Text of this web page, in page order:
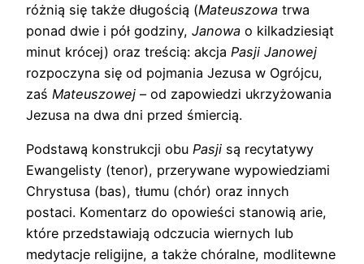
różnią się także długością (Mateuszowa trwa
ponad dwie i pół godziny, Janowa o kilkadziesiąt
minut krócej) oraz treścią: akcja Pasji Janowej
rozpoczyna się od pojmania Jezusa w Ogrójcu,
zaś Mateuszowej – od zapowiedzi ukrzyżowania
Jezusa na dwa dni przed śmiercią.
Podstawą konstrukcji obu Pasji są recytatywy
Ewangelisty (tenor), przerywane wypowiedziami
Chrystusa (bas), tłumu (chór) oraz innych
postaci. Komentarz do opowieści stanowią arie,
które przedstawiają odczucia wiernych lub
medytacje religijne, a także chóralne, modlitewne